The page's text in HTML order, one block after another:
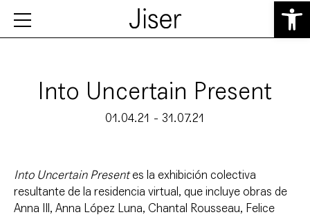
Abrir
Into Uncertain Present
01.04.21 - 31.07.21
Into Uncertain Presentes la exhibición colectiva
resultante de la residencia virtual, que incluye obras de
Anna Ill, Anna López Luna, Chantal Rousseau, Felice